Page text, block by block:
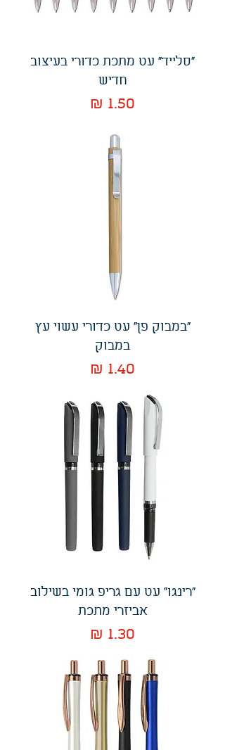
"סלייד" עט מתכת כדורי בעיצוב
חדיש
מחיר
"במבוק פן" עט כדורי עשוי עץ
במבוק
מחיר
"רינגו" עט עם גריפ גומי בשילוב
אביזרי מתכת
מחיר